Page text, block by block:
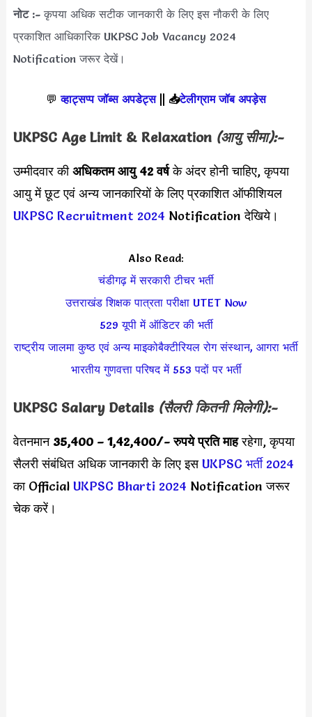
नोट :-कृपया अधिक सटीक जानकारी के लिए इस नौकरी के लिए
प्रकाशित आधिकारिक UKPSC Job Vacancy 2024
Notification जरूर देखें।
💬 व्हाट्सप्प जॉब्स अपडेट्स|| 📥टेलीग्राम जॉब अपड़ेस
UKPSC Age Limit & Relaxation (आयु सीमा):-
उम्मीदवार कीअधिकतम आयु 42 वर्षके अंदर होनी चाहिए, कृपया
आयु में छूट एवं अन्य जानकारियों के लिए प्रकाशित ऑफीशियल
UKPSC Recruitment 2024 Notification देखिये।
Also Read:
चंडीगढ़ में सरकारी टीचर भर्ती
उत्तराखंड शिक्षक पात्रता परीक्षा UTET Now
529 यूपी में ऑडिटर की भर्ती
राष्ट्रीय जालमा कुष्ठ एवं अन्य माइकोबैक्टीरियल रोग संस्थान, आगरा भर्ती
भारतीय गुणवत्ता परिषद में 553 पदों पर भर्ती
UKPSC Salary Details (सैलरी कितनी मिलेगी):-
वेतनमान35,400 – 1,42,400/-रुपये प्रति माहरहेगा, कृपया
सैलरी संबंधित अधिक जानकारी के लिए इसUKPSC भर्ती 2024
का Official UKPSC Bharti 2024 Notification जरूर
चेक करें।